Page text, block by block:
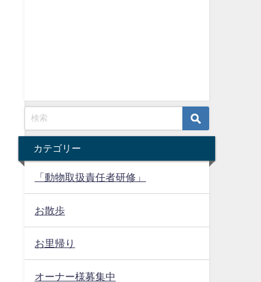
カテゴリー
「動物取扱責任者研修」
お散歩
お里帰り
オーナー様募集中